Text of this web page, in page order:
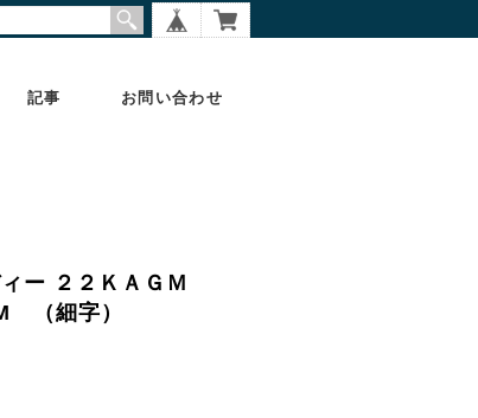
記事 お問い合わせ
ー ２２ＫＡＧＭ
（細字）